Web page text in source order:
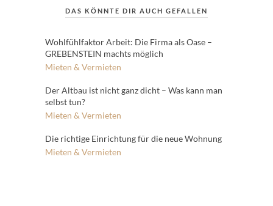
DAS KÖNNTE DIR AUCH GEFALLEN
Wohlfühlfaktor Arbeit: Die Firma als Oase –
GREBENSTEIN machts möglich
Mieten & Vermieten
Der Altbau ist nicht ganz dicht – Was kann man
selbst tun?
Mieten & Vermieten
Die richtige Einrichtung für die neue Wohnung
Mieten & Vermieten